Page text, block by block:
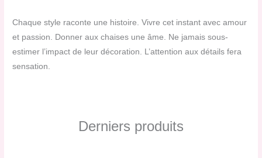
Chaque style raconte une histoire. Vivre cet instant avec amour
et passion. Donner aux chaises une âme. Ne jamais sous-
estimer l’impact de leur décoration. L’attention aux détails fera
sensation.
Derniers produits